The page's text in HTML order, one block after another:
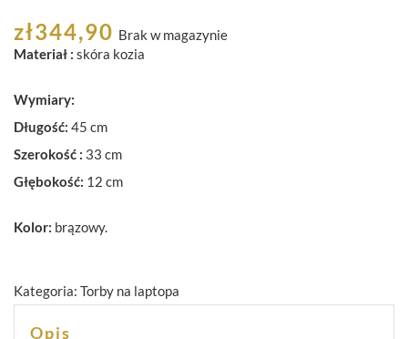
zł344,90 Brak w magazynie
Materiał : skóra kozia
Wymiary:
Długość: 45 cm
Szerokość : 33 cm
Głębokość: 12 cm
Kolor: brązowy.
Kategoria: Torby na laptopa
Opis